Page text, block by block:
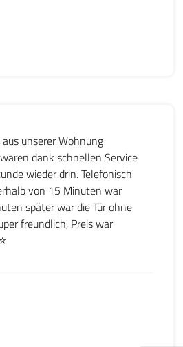
unserer Wohnung
dank schnellen Service
wieder drin. Telefonisch
von 15 Minuten war
später war die Tür ohne
freundlich, Preis war